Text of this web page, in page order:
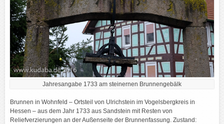
Jahresangabe 1733 am steinernen Brunnengebälk
Brunnen in Wohnfeld – Ortsteil von Ulrichstein im Vogelsbergkreis in
Hessen – aus dem Jahr 1733 aus Sandstein mit Resten von
Reliefverzierungen an der Außenseite der Brunnenfassung. Zustand: